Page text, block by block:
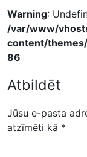
Warning:
/var/www/
content/
86
Atbildēt
Jūsu e-pasta
atzīmēti kā *